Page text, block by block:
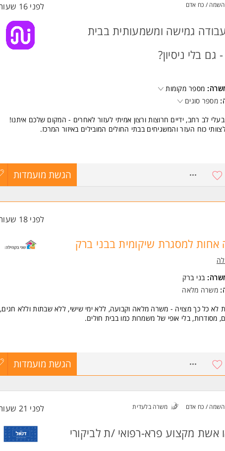
/ כח אדם לפני 16 שעות
גמישה ומשמעותית בבית
גם בלי ניסיון?
מספר מקומות
מספר סוגים
לב רחב, ידיים חרוצות ורצון אמיתי לעזור לאחרים - המקום שלכם איתנו!
כוח העזר והמשגיחים בבתי החולים המובילים באיזור המרכז.
בסביבה רפואית, גמישה ונוחה!
ובונוסים!
בשפה העברית - חובה
הגשת מועמדות
לפני 18 שעות
אחות למסגרת שיקומית בבני ברק
בני ברק
משרה מלאה
לא כל כך מצויה - משרה מלאה וקבועה, ללא ימי שישי, ללא שבתות וללא חגים,
מסודרות, בלי אופי של משמרות כמו בבית חולים.
חמה ותומכת
ומקצועי
ניסיון מקצועי במסגרת רגועה ומלווה
לאחות בתחילת הדרך
הגשת מועמדות
/ כח אדם משרה בלעדית לפני 21 שעות
אשת מקצוע פרא-רפואי /ת לביקורי